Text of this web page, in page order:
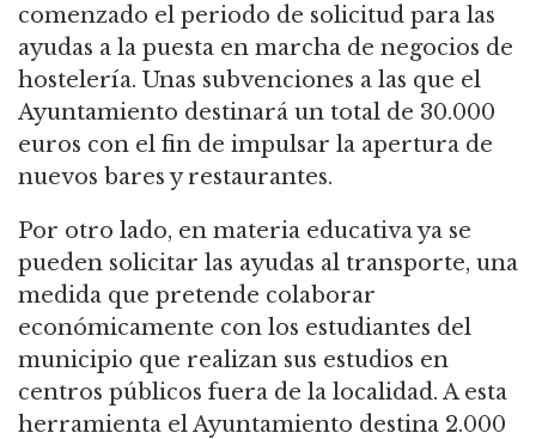
comenzado el periodo de solicitud para las
ayudas a la puesta en marcha de negocios de
hostelería. Unas subvenciones a las que el
Ayuntamiento destinará un total de 30.000
euros con el fin de impulsar la apertura de
nuevos bares y restaurantes.
Por otro lado, en materia educativa ya se
pueden solicitar las ayudas al transporte, una
medida que pretende colaborar
económicamente con los estudiantes del
municipio que realizan sus estudios en
centros públicos fuera de la localidad. A esta
herramienta el Ayuntamiento destina 2.000